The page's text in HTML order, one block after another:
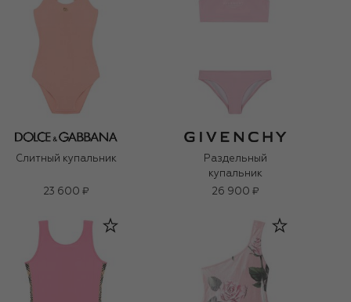
Слитный купальник
23 600 ₽
Раздельный
купальник
26 900 ₽